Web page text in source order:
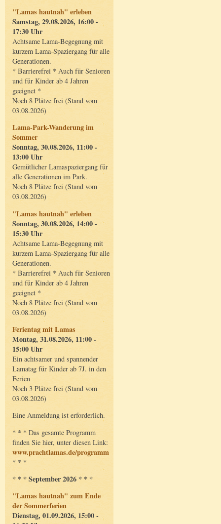
"Lamas hautnah" erleben
Samstag, 29.08.2026, 16:00 -
17:30 Uhr
Achtsame Lama-Begegnung mit
kurzem Lama-Spaziergang für alle
Generationen.
* Barrierefrei * Auch für Senioren
und für Kinder ab 4 Jahren
geeignet *
Noch 8 Plätze frei (Stand vom
03.08.2026)
Lama-Park-Wanderung im
Sommer
Sonntag, 30.08.2026, 11:00 -
13:00 Uhr
Gemütlicher Lamaspaziergang für
alle Generationen im Park.
Noch 8 Plätze frei (Stand vom
03.08.2026)
"Lamas hautnah" erleben
Sonntag, 30.08.2026, 14:00 -
15:30 Uhr
Achtsame Lama-Begegnung mit
kurzem Lama-Spaziergang für alle
Generationen.
* Barrierefrei * Auch für Senioren
und für Kinder ab 4 Jahren
geeignet *
Noch 8 Plätze frei (Stand vom
03.08.2026)
Ferientag mit Lamas
Montag, 31.08.2026, 11:00 -
15:00 Uhr
Ein achtsamer und spannender
Lamatag für Kinder ab 7J. in den
Ferien
Noch 3 Plätze frei (Stand vom
03.08.2026)
Eine Anmeldung ist erforderlich.
* * * Das gesamte Programm
finden Sie hier, unter diesen Link:
www.prachtlamas.de/programm
* * *
* * * September 2026 * * *
"Lamas hautnah" zum Ende
der Sommerferien
Dienstag, 01.09.2026, 15:00 -